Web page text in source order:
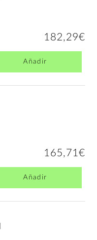
182,29€
Añadir
165,71€
Añadir